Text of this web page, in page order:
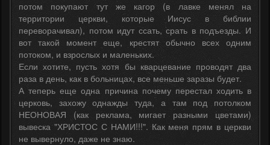
потом покупают тут же кагор (в лавке менял на
территории церкви, которые Иисус в библии
переворачивал), потом идут ссать, срать в подъезды. И
вот такой момент еще, крестят обычно всех одним
потоком, и взрослых и маленьких.
Если хотите, пусть хотя бы кварцевание проводят два
раза в день, как в больницах, все меньше заразы будет.
А теперь еще одна причина почему перестал ходить в
церковь, захожу однажды туда, а там под потолком
НЕОНОВАЯ (как реклама, мигает разными цветами)
вывеска "ХРИСТОС С НАМИ!!!". Как меня прям в церкви
не вывернуло, даже не знаю.